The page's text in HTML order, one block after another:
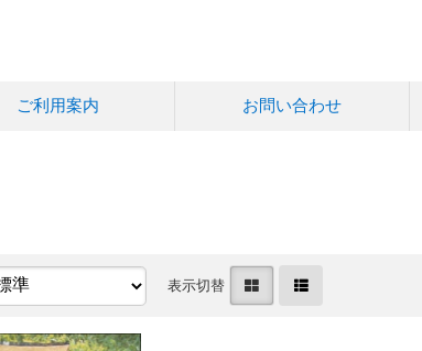
ご利用案内 お問い合わせ
表示切替